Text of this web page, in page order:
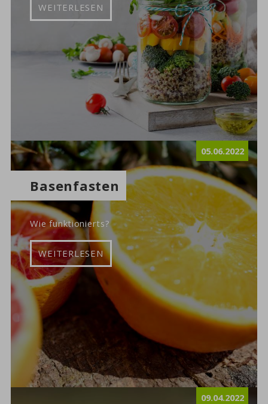
WEITERLESEN
05.06.2022
Basenfasten
Wie funktionierts?
WEITERLESEN
09.04.2022